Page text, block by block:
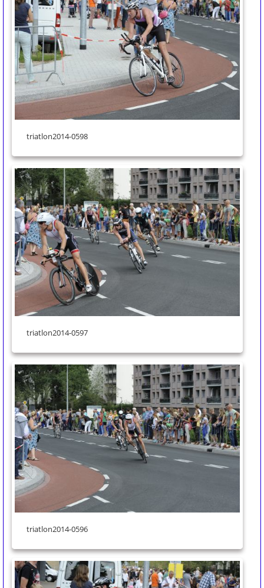
triatlon2014-0598
triatlon2014-0597
triatlon2014-0596